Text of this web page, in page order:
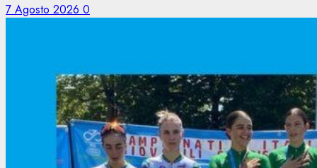
7 Agosto 2026 0